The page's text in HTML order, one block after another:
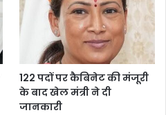
122 पदों पर कैबिनेट की मंजूरी
के बाद खेल मंत्री ने दी
जानकारी